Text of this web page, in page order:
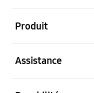
Produit
Assistance